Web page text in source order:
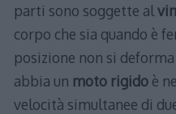
parti sono soggette al
corpo che sia quando è
posizione non si
abbia un moto rigidoè
velocità simultanee di